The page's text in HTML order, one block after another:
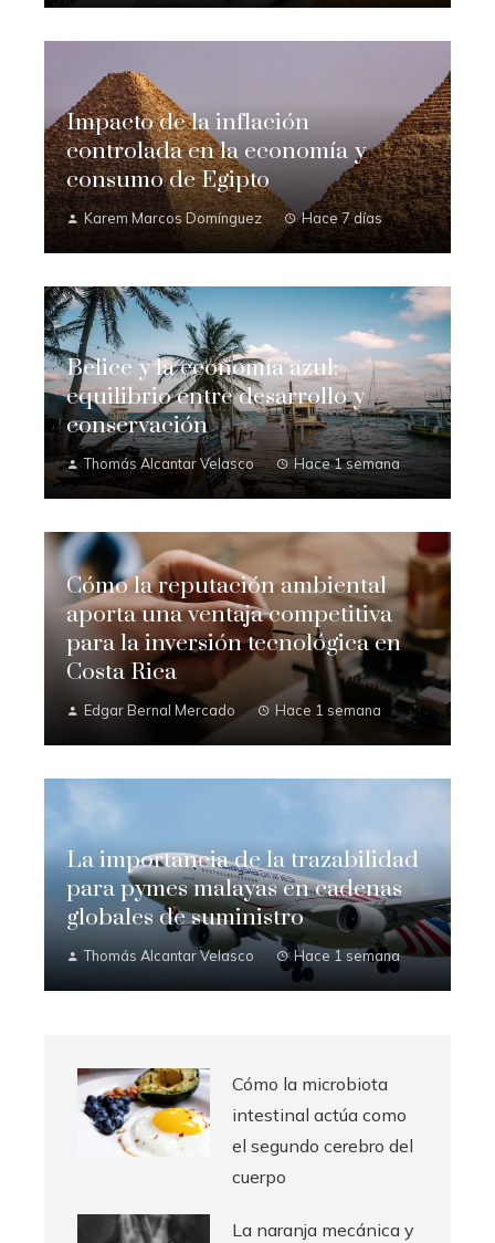
Impacto de la inflación
controlada en la economía y
consumo de Egipto
Karem Marcos Domínguez Hace 7 días
Belice y la economía azul:
equilibrio entre desarrollo y
conservación
Thomás Alcantar Velasco Hace 1 semana
Cómo la reputación ambiental
aporta una ventaja competitiva
para la inversión tecnológica en
Costa Rica
Edgar Bernal Mercado Hace 1 semana
La importancia de la trazabilidad
para pymes malayas en cadenas
globales de suministro
Thomás Alcantar Velasco Hace 1 semana
Cómo la microbiota
intestinal actúa como
el segundo cerebro del
cuerpo
La naranja mecánica y